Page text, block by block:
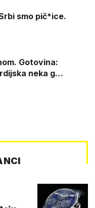
smo pič*ice.
neka g…